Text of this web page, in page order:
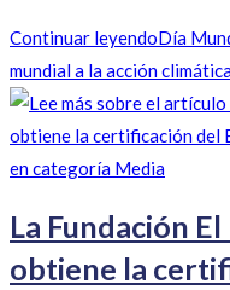
Continuar leyendoDía
mundial a la acción
La Fundación
obtiene la